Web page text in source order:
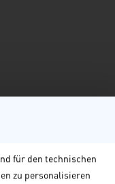
für den technischen
zu personalisieren